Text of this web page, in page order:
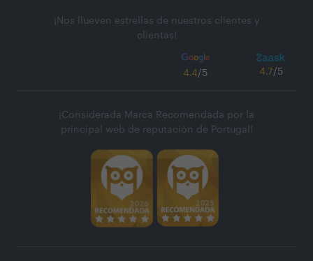
¡Nos llueven estrellas de nuestros clientes y
clientas!
4.4/5 4.7/5
¡Considerada Marca Recomendada por la
principal web de reputación de Portugal!